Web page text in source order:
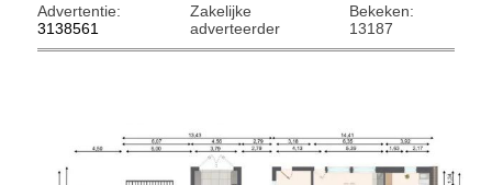
Advertentie:
3138561
Zakelijke
adverteerder
Bekeken:
13187